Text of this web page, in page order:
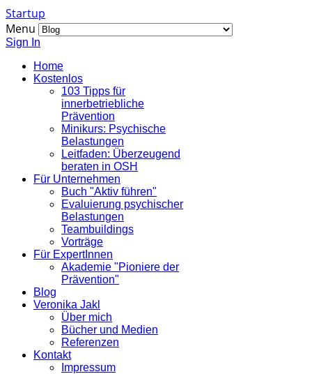
Startup
Menu
Sign In
Home
Kostenlos
103 Tipps für
innerbetriebliche
Prävention
Minikurs: Psychische
Belastungen
Leitfaden: Überzeugend
beraten in OSH
Für Unternehmen
Buch "Aktiv führen"
Evaluierung psychischer
Belastungen
Teambuildings
Vorträge
Für ExpertInnen
Akademie "Pioniere der
Prävention"
Blog
Veronika Jakl
Über mich
Bücher und Medien
Referenzen
Kontakt
Impressum